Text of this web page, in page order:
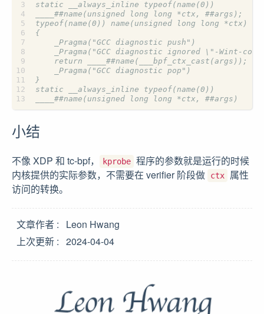
小结
不像 XDP 和 tc-bpf， kprobe 程序的参数就是运行的时候
内核提供的实际参数，不需要在 verifier 阶段做
ctx
属性
访问的转换。
文章作者
Leon Hwang
上次更新
2024-04-04